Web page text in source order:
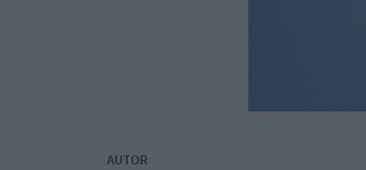
AUTOR